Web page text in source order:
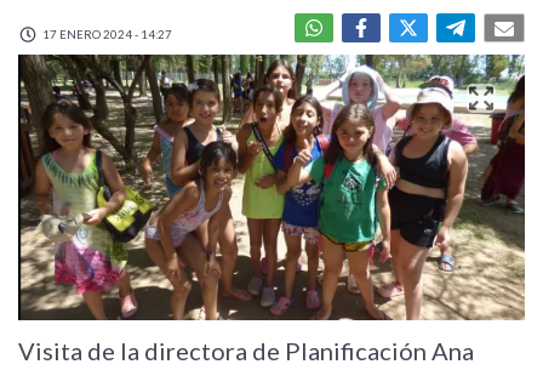
17 ENERO 2024 - 14:27
Visita de la directora de Planificación Ana